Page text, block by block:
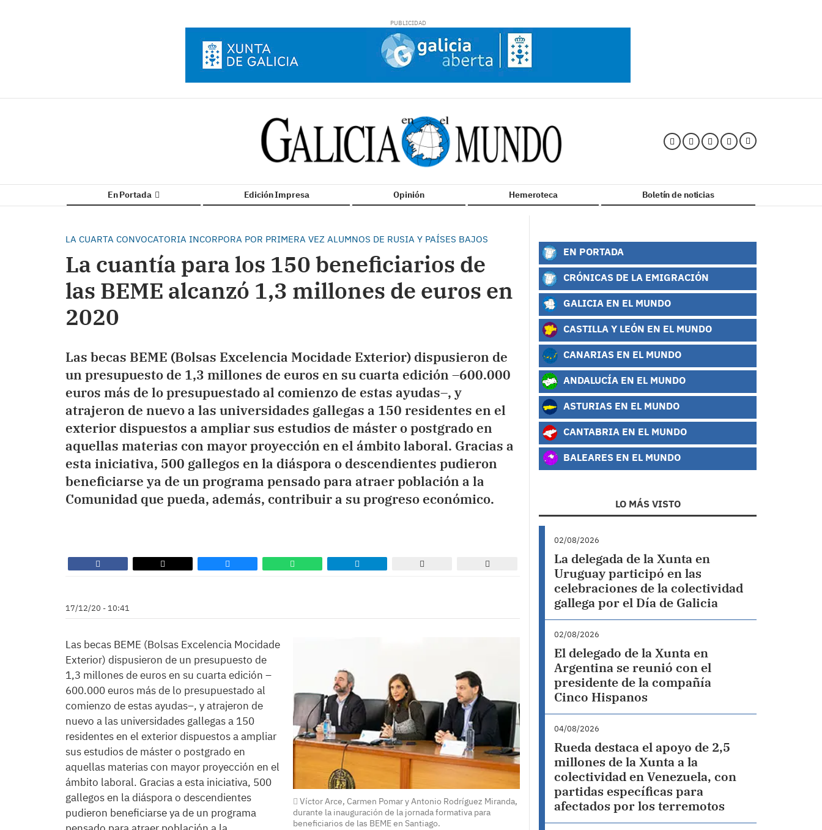
En Portada Edición Impresa Opinión Hemeroteca Boletín de noticias
LA CUARTA CONVOCATORIA INCORPORA POR PRIMERA VEZ ALUMNOS DE RUSIA Y PAÍSES BAJOS
La cuantía para los 150 beneficiarios de
las BEME alcanzó 1,3 millones de euros en
2020
Las becas BEME (Bolsas Excelencia Mocidade Exterior) dispusieron de
un presupuesto de 1,3 millones de euros en su cuarta edición –600.000
euros más de lo presupuestado al comienzo de estas ayudas–, y
atrajeron de nuevo a las universidades gallegas a 150 residentes en el
exterior dispuestos a ampliar sus estudios de máster o postgrado en
aquellas materias con mayor proyección en el ámbito laboral. Gracias a
esta iniciativa, 500 gallegos en la diáspora o descendientes pudieron
beneficiarse ya de un programa pensado para atraer población a la
Comunidad que pueda, además, contribuir a su progreso económico.
17/12/20 - 10:41
Víctor Arce, Carmen Pomar y Antonio Rodríguez Miranda,
durante la inauguración de la jornada formativa para
beneficiarios de las BEME en Santiago.
Las becas BEME (Bolsas Excelencia Mocidade
Exterior) dispusieron de un presupuesto de
1,3 millones de euros en su cuarta edición –
600.000 euros más de lo presupuestado al
comienzo de estas ayudas–, y atrajeron de
nuevo a las universidades gallegas a 150
residentes en el exterior dispuestos a ampliar
sus estudios de máster o postgrado en
aquellas materias con mayor proyección en el
ámbito laboral. Gracias a esta iniciativa, 500
gallegos en la diáspora o descendientes
pudieron beneficiarse ya de un programa
EN PORTADA
CRÓNICAS DE LA EMIGRACIÓN
GALICIA EN EL MUNDO
CASTILLA Y LEÓN EN EL MUNDO
CANARIAS EN EL MUNDO
ANDALUCÍA EN EL MUNDO
ASTURIAS EN EL MUNDO
CANTABRIA EN EL MUNDO
BALEARES EN EL MUNDO
LO MÁS VISTO
02/08/2026
La delegada de la Xunta en
Uruguay participó en las
celebraciones de la colectividad
gallega por el Día de Galicia
02/08/2026
El delegado de la Xunta en
Argentina se reunió con el
presidente de la compañía
Cinco Hispanos
04/08/2026
Rueda destaca el apoyo de 2,5
millones de la Xunta a la
colectividad en Venezuela, con
partidas específicas para
afectados por los terremotos